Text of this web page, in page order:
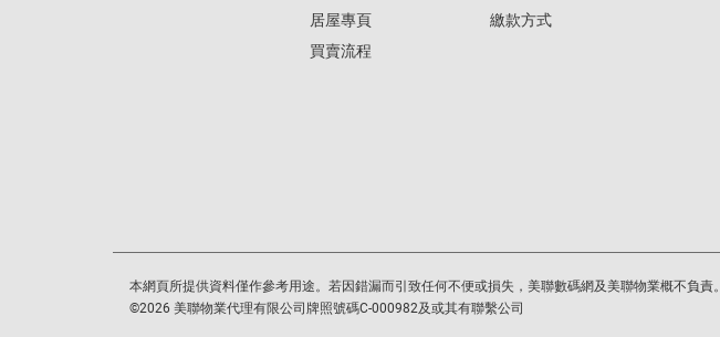
居屋專頁
買賣流程
繳款方式
本網頁所提供資料僅作參考用途。若因錯漏而引致任何不便或損失，美聯數碼網及美聯物業概不負責。
©2026 美聯物業代理有限公司牌照號碼C-000982及或其有聯繫公司